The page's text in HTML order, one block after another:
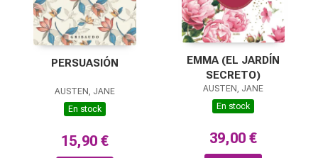
PERSUASIÓN
AUSTEN, JANE
En stock
15,90 €
EMMA (EL JARDÍN
SECRETO)
AUSTEN, JANE
En stock
39,00 €